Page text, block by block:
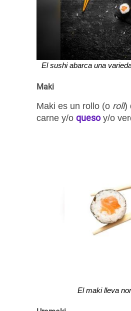
El sushi abarca una
Maki
Maki es un rollo (o roll)
carne y/o quesoy/o
El maki lleva